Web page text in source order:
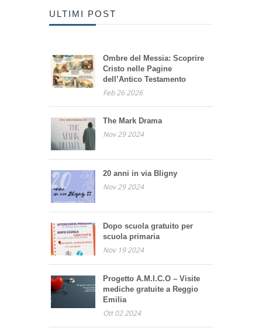
ULTIMI POST
Ombre del Messia: Scoprire
Cristo nelle Pagine
dell’Antico Testamento
Feb 26 2026
The Mark Drama
Nov 29 2024
20 anni in via Bligny
Nov 29 2024
Dopo scuola gratuito per
scuola primaria
Nov 19 2024
Progetto A.M.I.C.O – Visite
mediche gratuite a Reggio
Emilia
Ott 02 2024